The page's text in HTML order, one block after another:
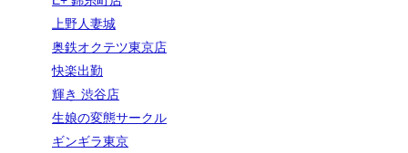
上野人妻城
奥鉄オクテツ東京店
快楽出勤
輝き 渋谷店
生娘の変態サークル
ギンギラ東京